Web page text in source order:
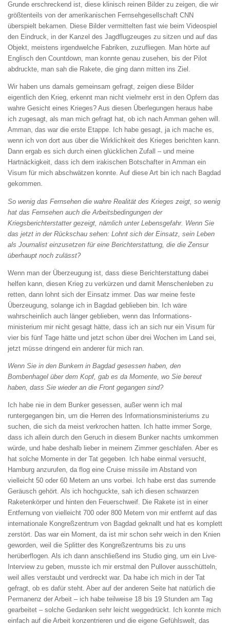
Grunde erschreckend ist, diese klinisch reinen Bilder zu zeigen, die wir
größtenteils von der amerikanischen Fernsehgesellschaft CNN
überspielt bekamen. Diese Bilder vermittelten fast wie beim Videospiel
den Eindruck, in der Kanzel des Jagdflugzeuges zu sitzen und auf das
Objekt, meistens irgendwelche Fabriken, zuzufliegen. Man hörte auf
Englisch den Countdown, man konnte genau zusehen, bis der Pilot
abdruckte, man sah die Rakete, die ging dann mitten ins Ziel.
Wir haben uns damals gemeinsam gefragt, zeigen diese Bilder
eigentlich den Krieg, erkennt man nicht vielmehr erst in den Opfern das
wahre Gesicht eines Krieges? Aus diesen Überlegungen heraus habe
ich zugesagt, als man mich gefragt hat, ob ich nach Amman gehen will.
Amman, das war die erste Etappe. Ich habe gesagt, ja ich mache es,
wenn ich von dort aus über die Wirklichkeit des Krieges berichten kann.
Dann ergab es sich durch einen glücklichen Zufall – und meine
Hartnäckigkeit, dass ich dem irakischen Botschafter in Amman ein
Visum für mich abschwätzen konnte. Auf diese Art bin ich nach Bagdad
gekommen.
So wenig das Fernsehen die wahre Realität des Krieges zeigt, so wenig
hat das Fernsehen auch die Arbeitsbedingungen der
Kriegsberichterstatter gezeigt, nämlich unter Lebensgefahr. Wenn Sie
das jetzt in der Rückschau sehen: Lohnt sich der Einsatz, sein Leben
als Journalist einzusetzen für eine Berichterstattung, die die Zensur
überhaupt noch zulässt?
Wenn man der Überzeugung ist, dass diese Berichterstattung dabei
helfen kann, diesen Krieg zu verkürzen und damit Menschenleben zu
retten, dann lohnt sich der Einsatz immer. Das war meine feste
Überzeugung, solange ich in Bagdad geblieben bin. Ich wäre
wahrscheinlich auch länger geblieben, wenn das Informations-
ministerium mir nicht gesagt hätte, dass ich an sich nur ein Visum für
vier bis fünf Tage hätte und jetzt schon über drei Wochen im Land sei,
jetzt müsse dringend ein anderer für mich ran.
Wenn Sie in den Bunkern in Bagdad gesessen haben, den
Bombenhagel über dem Kopf, gab es da Momente, wo Sie bereut
haben, dass Sie wieder an die Front gegangen sind?
Ich habe nie in dem Bunker gesessen, außer wenn ich mal
runtergegangen bin, um die Herren des Informationsministeriums zu
suchen, die sich da meist verkrochen hatten. Ich hatte immer Sorge,
dass ich allein durch den Geruch in diesem Bunker nachts umkommen
würde, und habe deshalb lieber in meinem Zimmer geschlafen. Aber es
hat solche Momente in der Tat gegeben. Ich habe einmal versucht,
Hamburg anzurufen, da flog eine Cruise missile im Abstand von
vielleicht 50 oder 60 Metern an uns vorbei. Ich habe erst das surrende
Geräusch gehört. Als ich hochguckte, sah ich diesen schwarzen
Raketenkörper und hinten den Feuerschweif. Die Rakete ist in einer
Entfernung von vielleicht 700 oder 800 Metern von mir entfernt auf das
internationale Kongreßzentrum von Bagdad geknallt und hat es komplett
zerstört. Das war ein Moment, da ist mir schon sehr weich in den Knien
geworden, weil die Splitter des Kongreßzentrums bis zu uns
herüberflogen. Als ich dann anschließend ins Studio ging, um ein Live-
Interview zu geben, musste ich mir erstmal den Pullover ausschütteln,
weil alles verstaubt und verdreckt war. Da habe ich mich in der Tat
gefragt, ob es dafür steht. Aber auf der anderen Seite hat natürlich die
Permanenz der Arbeit – ich habe teilweise 18 bis 19 Stunden am Tag
gearbeitet – solche Gedanken sehr leicht weggedrückt. Ich konnte mich
einfach auf die Arbeit konzen­trieren und die eigene Gefühlswelt, das